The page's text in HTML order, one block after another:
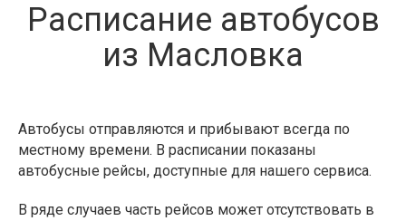
Расписание автобусов
из Масловка
Автобусы отправляются и прибывают всегда по
местному времени. В расписании показаны
автобусные рейсы, доступные для нашего сервиса.
В ряде случаев часть рейсов может отсутствовать в